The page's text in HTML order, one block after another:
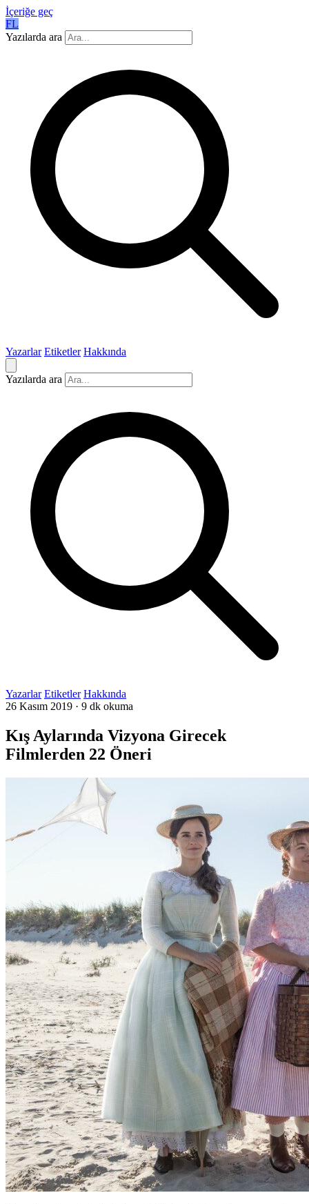
İçeriğe geç
FL
Yazılarda ara
Yazarlar Etiketler Hakkında
Yazılarda ara
Yazarlar Etiketler Hakkında
26 Kasım 2019 · 9 dk okuma
Kış Aylarında Vizyona Girecek
Filmlerden 22 Öneri